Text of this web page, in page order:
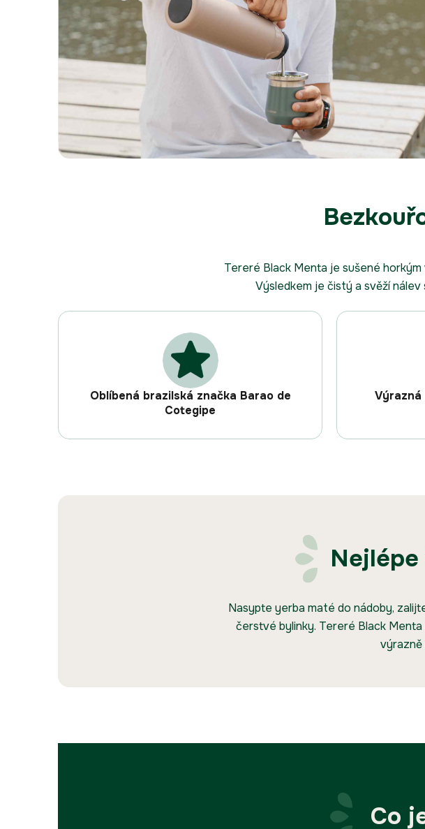
Tereré Black Menta je sušené
Výsledkem je čistý a svěží
Oblíbená brazilská značka Barao de
Cotegipe
Výrazná
Nasypte yerba maté do nádoby,
čerstvé bylinky. Tereré Black
výrazně
Co